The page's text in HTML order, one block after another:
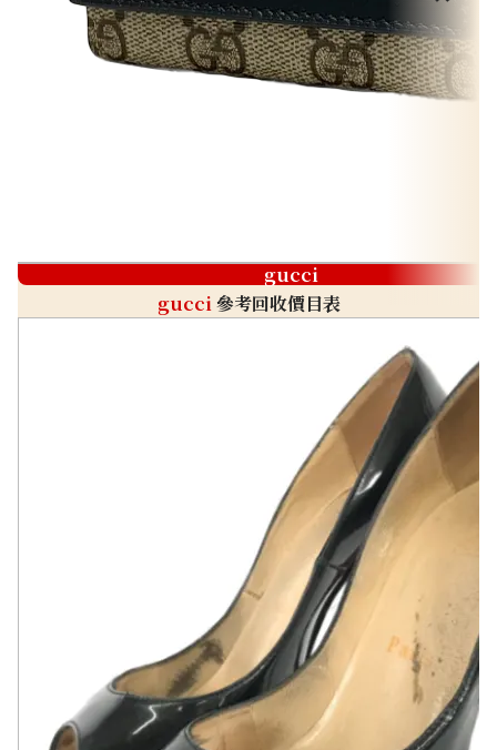
gucci
gucci參考回收價目表